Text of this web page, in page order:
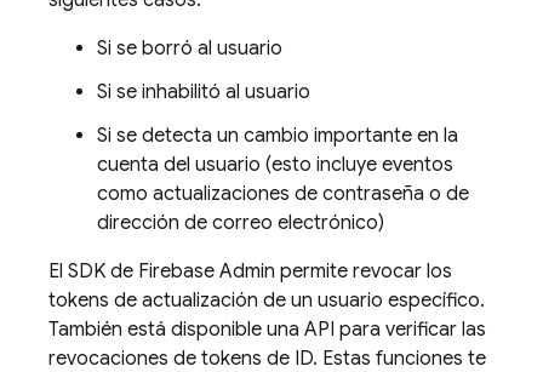
Si se borró al usuario
Si se inhabilitó al usuario
Si se detecta un cambio importante en la
cuenta del usuario (esto incluye eventos
como actualizaciones de contraseña o de
dirección de correo electrónico)
El SDK de Firebase Admin permite revocar los
tokens de actualización de un usuario específico.
También está disponible una API para verificar las
revocaciones de tokens de ID. Estas funciones te